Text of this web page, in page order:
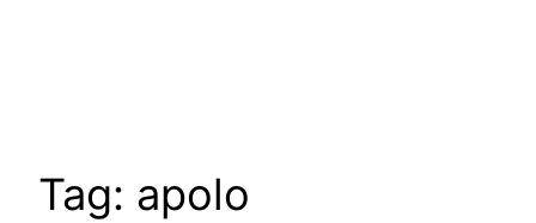
Tag: apolo